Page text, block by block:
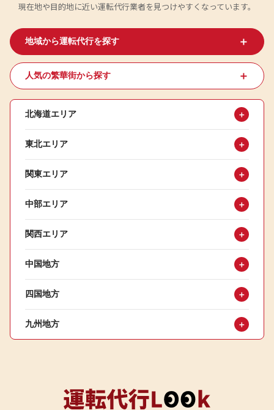
現在地や目的地に近い運転代行業者を見つけやすくなっています。
地域から運転代行を探す ＋
人気の繁華街から探す ＋
北海道エリア ＋
東北エリア ＋
関東エリア ＋
中部エリア ＋
関西エリア ＋
中国地方 ＋
四国地方 ＋
九州地方 ＋